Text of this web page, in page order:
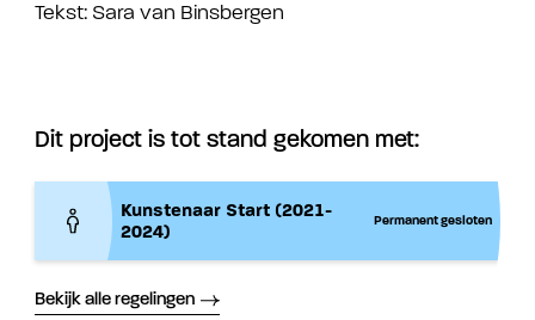
Tekst: Sara van Binsbergen
Dit project is tot stand gekomen met:
Kunstenaar Start (2021-
2024)
Permanent gesloten
Bekijk alle regelingen